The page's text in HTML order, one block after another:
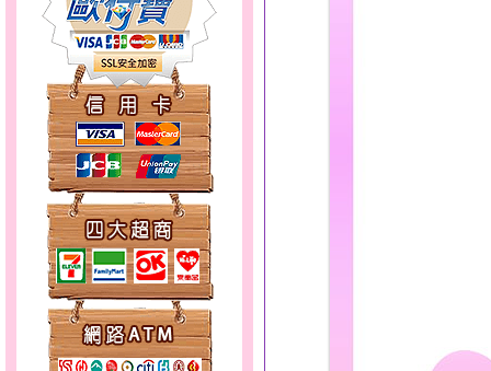
分享愛～金銀鋼套鍊
彩蝶倩影～金銀鋼套鍊